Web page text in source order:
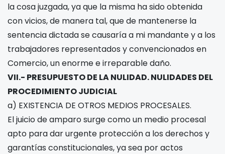
la cosa juzgada, ya que la misma ha sido obtenida
con vicios, de manera tal, que de mantenerse la
sentencia dictada se causaría a mi mandante y a los
trabajadores representados y convencionados en
Comercio, un enorme e irreparable daño.
VII.- PRESUPUESTO DE LA NULIDAD. NULIDADES DEL
PROCEDIMIENTO JUDICIAL
a) EXISTENCIA DE OTROS MEDIOS PROCESALES.
El juicio de amparo surge como un medio procesal
apto para dar urgente protección a los derechos y
garantías constitucionales, ya sea por actos